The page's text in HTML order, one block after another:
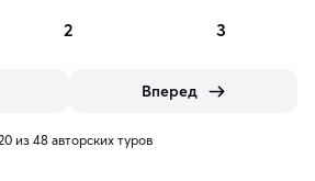
2 3
Вперед
из 48 авторских туров